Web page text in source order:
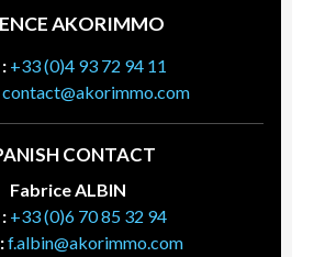
AKORIMMO
+33 (0)4 93 72 94 11
contact@akorimmo.com
CONTACT
Fabrice ALBIN
+33 (0)6 70 85 32 94
f.albin@akorimmo.com